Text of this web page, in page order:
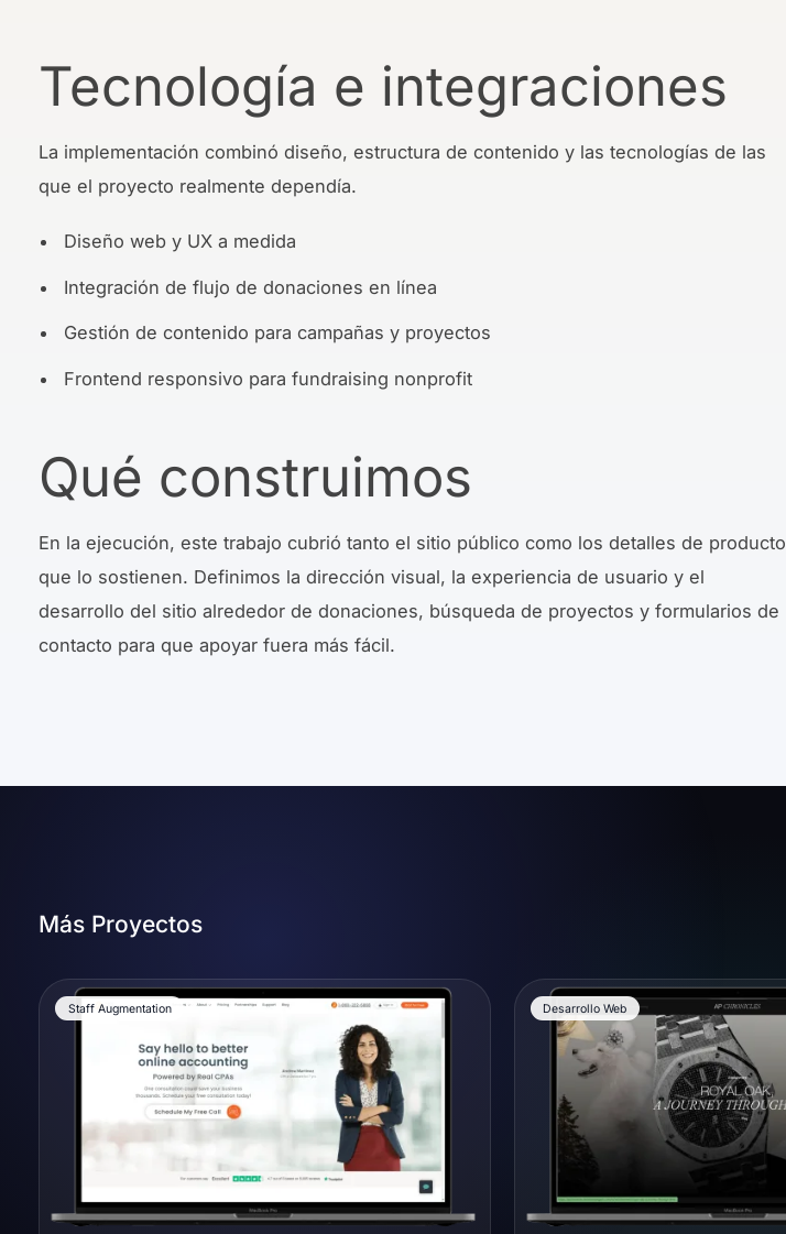
Tecnología e integraciones
La implementación combinó diseño, estructura de contenido y las tecnologías de las
que el proyecto realmente dependía.
Diseño web y UX a medida
Integración de flujo de donaciones en línea
Gestión de contenido para campañas y proyectos
Frontend responsivo para fundraising nonprofit
Qué construimos
En la ejecución, este trabajo cubrió tanto el sitio público como los detalles de producto
que lo sostienen. Definimos la dirección visual, la experiencia de usuario y el
desarrollo del sitio alrededor de donaciones, búsqueda de proyectos y formularios de
contacto para que apoyar fuera más fácil.
Más Proyectos
Staff Augmentation Desarrollo Web